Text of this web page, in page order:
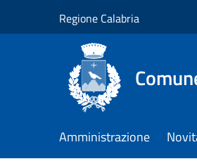
Regione Calabria
Amministrazione